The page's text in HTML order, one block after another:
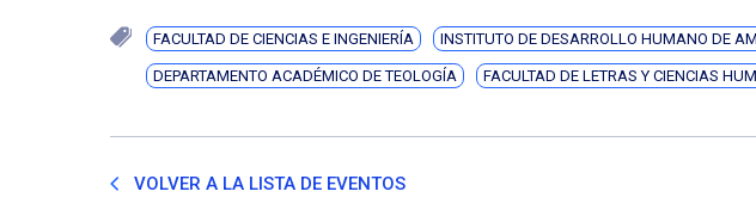
FACULTAD DE CIENCIAS E INGENIERÍA INSTITUTO DE DESARROLLO HUMANO DE
DEPARTAMENTO ACADÉMICO DE TEOLOGÍA FACULTAD DE LETRAS Y CIENCIAS
VOLVER A LA LISTA DE EVENTOS